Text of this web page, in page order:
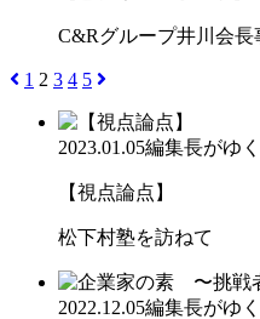
C&Rグループ井川会
1 2 3 4 5
2023.01.05編集長がゆく
【視点論点】
松下村塾を訪ねて
2022.12.05編集長がゆく